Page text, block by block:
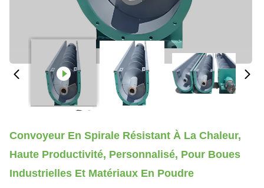
Convoyeur En Spirale Résistant À La Chaleur,
Haute Productivité, Personnalisé, Pour Boues
Industrielles Et Matériaux En Poudre